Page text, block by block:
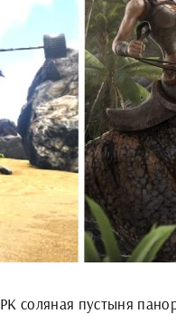
соляная пустыня